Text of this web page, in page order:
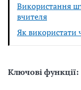
Використання
вчителя
Як використати
Ключові функції: